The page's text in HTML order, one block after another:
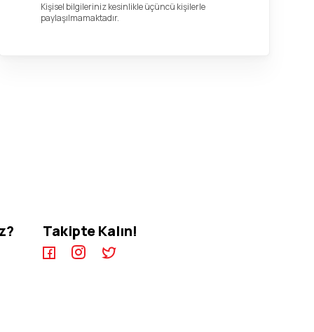
Kişisel bilgileriniz kesinlikle üçüncü kişilerle
paylaşılmamaktadır.
Takipte Kalın!